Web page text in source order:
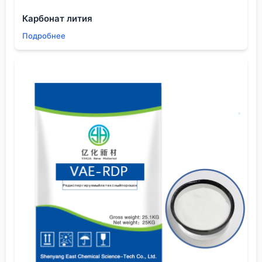
гидролиз до кислоты. Казалось бы, щелочь, вода,
нагрели. Но и здесь полно нюансов. Концентрация
Если передержать или перегреть — пойдут
пиридин, и выход падает. Нужно ловить момент по
Оборудование тоже играет роль. Эмалированные
реакторы хороши, но при высоких концентрациях
щелочи есть риск повреждения эмали.
Нержавейка определенных марок — надежнее.
Еще момент — выделение продукта. После
подкисления никотиновая кислота выпадает в
осадок, но это не всегда красивый
кристаллический порошок. Иногда получается
Карбонат лития
Подробнее